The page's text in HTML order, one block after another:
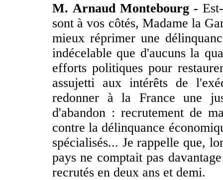
M. Arnaud Montebourg -
sont à vos côtés, Madame la
mieux réprimer une
indécelable que d'aucuns la
efforts politiques pour
assujetti aux intérêts de
redonner à la France une
d'abandon : recrutement de
contre la délinquance
spécialisés... Je rappelle que,
pays ne comptait pas
recrutés en deux ans et demi.